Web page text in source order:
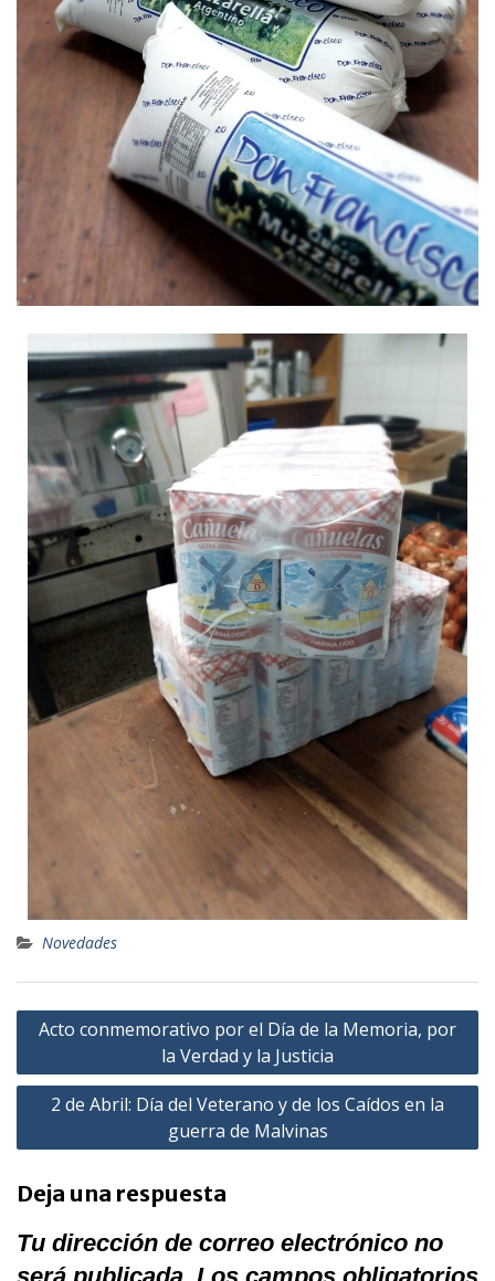
Novedades
Acto conmemorativo por el Día de la Memoria, por
la Verdad y la Justicia
2 de Abril: Día del Veterano y de los Caídos en la
guerra de Malvinas
Deja una respuesta
Tu dirección de correo electrónico no